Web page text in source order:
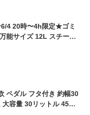
4 20時〜4h限定★ゴミ
能サイズ 12L スチール
しゃれスチールペール
キッチン フタ付
ペダル フタ付き 約幅30
容量 30リットル 45L